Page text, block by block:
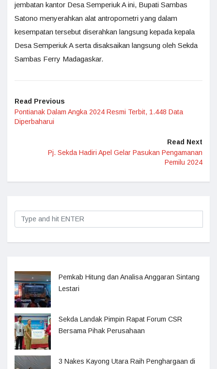
jembatan kantor Desa Semperiuk A ini, Bupati Sambas
Satono menyerahkan alat antropometri yang dalam
kesempatan tersebut diserahkan langsung kepada kepala
Desa Semperiuk A serta disaksaikan langsung oleh Sekda
Sambas Ferry Madagaskar.
Read Previous
Pontianak Dalam Angka 2024 Resmi Terbit, 1.448 Data
Diperbaharui
Read Next
Pj. Sekda Hadiri Apel Gelar Pasukan Pengamanan
Pemilu 2024
Pemkab Hitung dan Analisa Anggaran Sintang
Lestari
Sekda Landak Pimpin Rapat Forum CSR
Bersama Pihak Perusahaan
3 Nakes Kayong Utara Raih Penghargaan di